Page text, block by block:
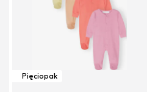
Pięciopak